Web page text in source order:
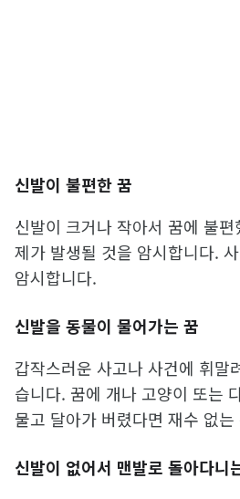
신발이 불편한 꿈
신발이 크거나 작아서 꿈에 불
제가 발생될 것을 암시합니다.
암시합니다.
신발을 동물이 물어가는 꿈
갑작스러운 사고나 사건에 휘말
습니다. 꿈에 개나 고양이 또는
물고 달아가 버렸다면 재수 없
신발이 없어서 맨발로 돌아다니